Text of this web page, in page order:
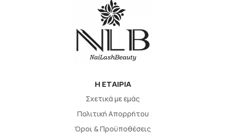
H EΤΑΙΡΙΑ
Σχετικά με εμάς
Πολιτική Απορρήτου
Όροι & Προϋποθέσεις